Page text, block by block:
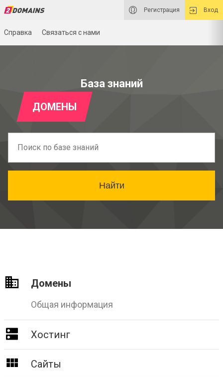
Регистрация Вход
Справка Связаться с нами
База знаний
ДОМЕНЫ
Найти
Домены
Общая информация
Хостинг
Сайты